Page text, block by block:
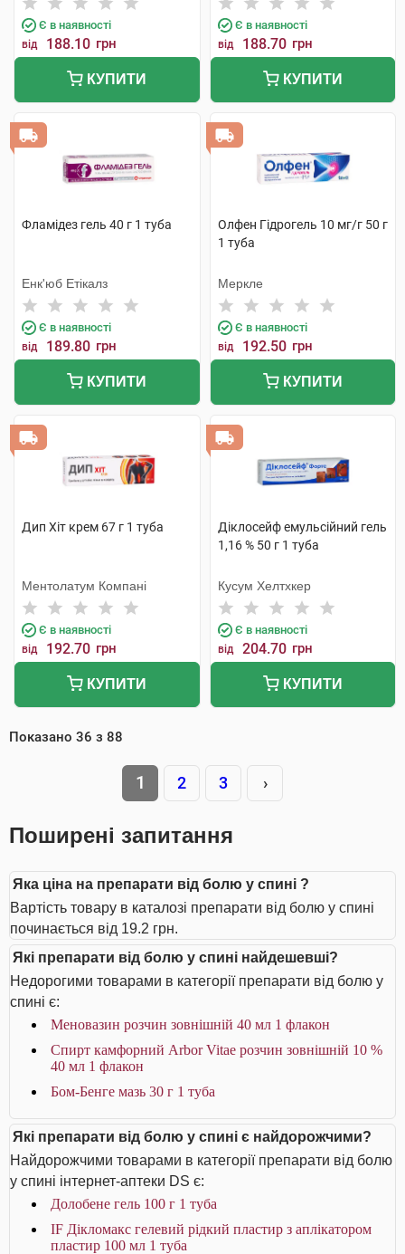
Є в наявності
від 188.10 грн
КУПИТИ
Є в наявності
від 188.70 грн
КУПИТИ
Фламідез гель 40 г 1 туба
Енк'юб Етікалз
Є в наявності
від 189.80 грн
КУПИТИ
Олфен Гідрогель 10 мг/г 50 г
1 туба
Меркле
Є в наявності
від 192.50 грн
КУПИТИ
Дип Хіт крем 67 г 1 туба
Ментолатум Компані
Є в наявності
від 192.70 грн
КУПИТИ
Діклосейф емульсійний гель
1,16 % 50 г 1 туба
Кусум Хелтхкер
Є в наявності
від 204.70 грн
КУПИТИ
Показано 36 з 88
1 2 3 ›
Поширені запитання
Яка ціна на препарати від болю у спині ?
Вартість товару в каталозі препарати від болю у спині
починається від 19.2 грн.
Які препарати від болю у спині найдешевші?
Недорогими товарами в категорії препарати від болю у
спині є:
Меновазин розчин зовнішній 40 мл 1 флакон
Спирт камфорний Arbor Vitae розчин зовнішній 10 %
40 мл 1 флакон
Бом-Бенге мазь 30 г 1 туба
Які препарати від болю у спині є найдорожчими?
Найдорожчими товарами в категорії препарати від болю
у спині інтернет-аптеки DS є:
Долобене гель 100 г 1 туба
IF Дікломакс гелевий рідкий пластир з аплікатором
пластир 100 мл 1 туба